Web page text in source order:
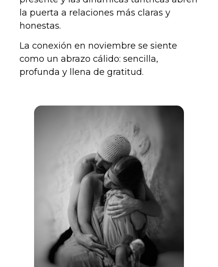
la puerta a relaciones más claras y
honestas.
La conexión en noviembre se siente
como un abrazo cálido: sencilla,
profunda y llena de gratitud.